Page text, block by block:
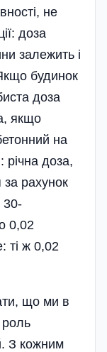
не
доза
залежить і
будинок
доза
якщо
на
річна доза,
за рахунок
30-
0,02
ті ж 0,02
що ми в
роль
З кожним